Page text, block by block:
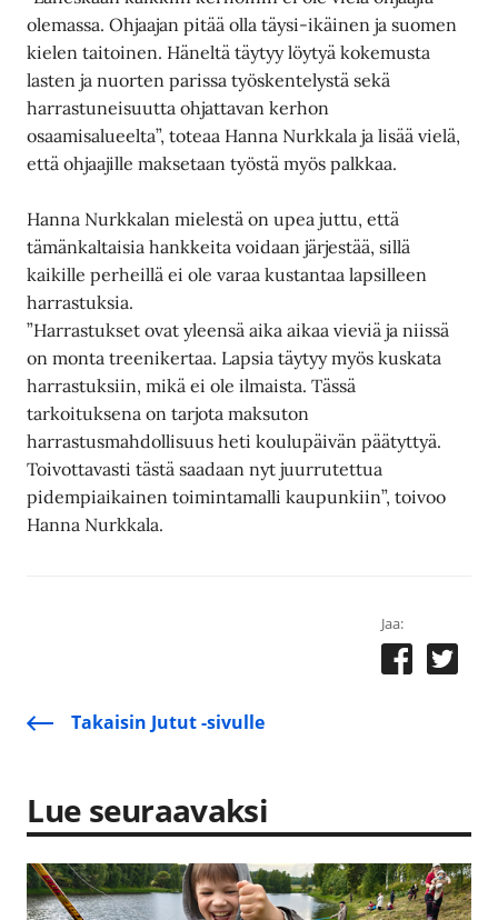
olemassa. Ohjaajan pitää olla täysi-ikäinen ja suomen
kielen taitoinen. Häneltä täytyy löytyä kokemusta
lasten ja nuorten parissa työskentelystä sekä
harrastuneisuutta ohjattavan kerhon
osaamisalueelta”, toteaa Hanna Nurkkala ja lisää vielä,
että ohjaajille maksetaan työstä myös palkkaa.
Hanna Nurkkalan mielestä on upea juttu, että
tämänkaltaisia hankkeita voidaan järjestää, sillä
kaikille perheillä ei ole varaa kustantaa lapsilleen
harrastuksia.
”Harrastukset ovat yleensä aika aikaa vieviä ja niissä
on monta treenikertaa. Lapsia täytyy myös kuskata
harrastuksiin, mikä ei ole ilmaista. Tässä
tarkoituksena on tarjota maksuton
harrastusmahdollisuus heti koulupäivän päätyttyä.
Toivottavasti tästä saadaan nyt juurrutettua
pidempiaikainen toimintamalli kaupunkiin”, toivoo
Hanna Nurkkala.
Jaa:
Takaisin Jutut -sivulle
Lue seuraavaksi